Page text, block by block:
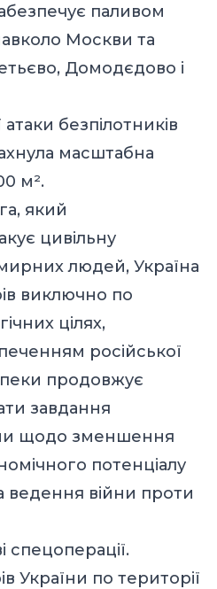
паливом
Москви та
Домодєдово і
безпілотників
масштабна
м².
який
цивільну
людей, Україна
виключно по
цілях,
російської
продовжує
завдання
щодо зменшення
потенціалу
війни проти
спецоперації.
України по території